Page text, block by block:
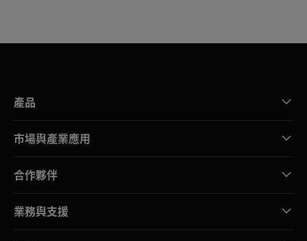
產品
市場與產業應用
合作夥伴
業務與支援